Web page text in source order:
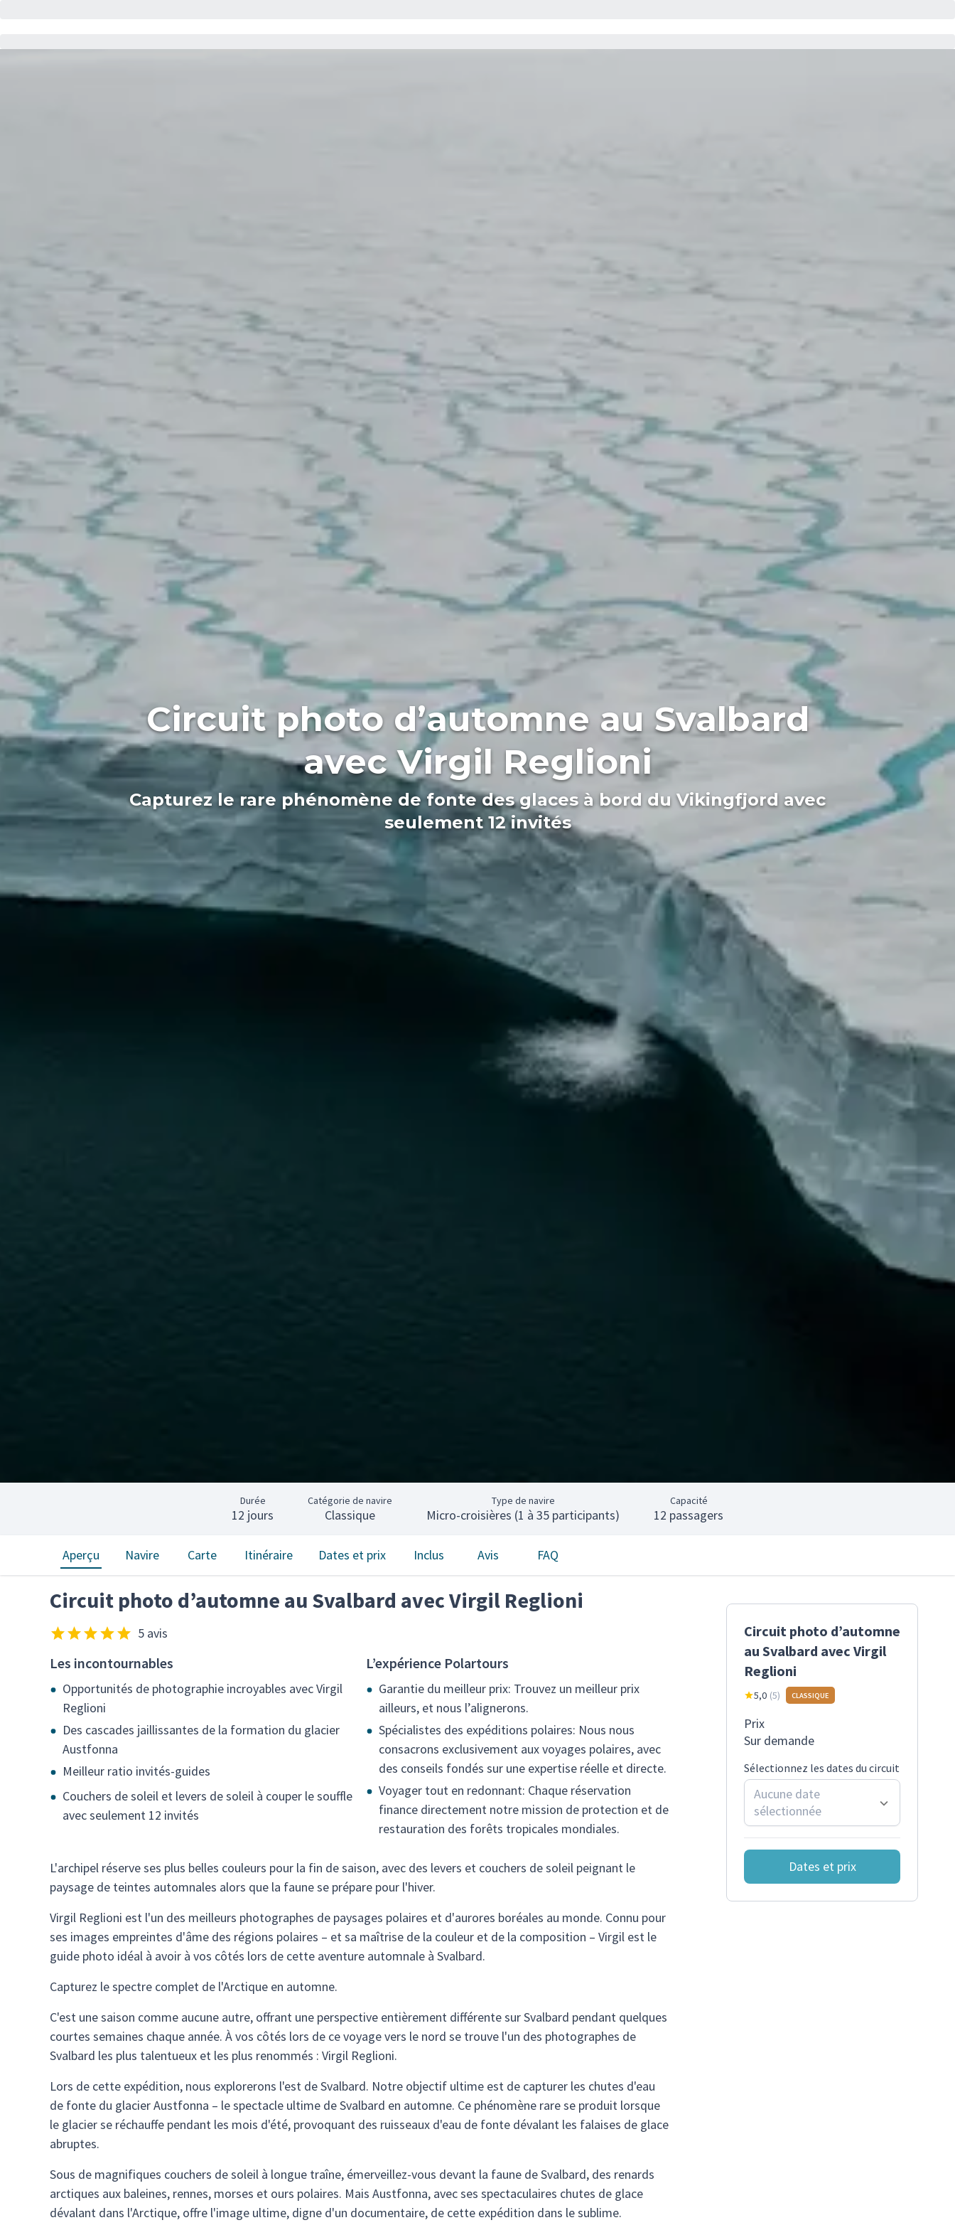
Circuit photo d’automne au Svalbard
avec Virgil Reglioni
Capturez le rare phénomène de fonte des glaces à bord du Vikingfjord avec
seulement 12 invités
Durée
12 jours
Catégorie de navire
Classique
Type de navire
Micro-croisières (1 à 35 participants)
Capacité
12 passagers
Aperçu Navire Carte Itinéraire Dates et prix Inclus Avis FAQ
Circuit photo d’automne au Svalbard avec Virgil Reglioni
5 avis
Les incontournables
Opportunités de photographie incroyables avec Virgil
Reglioni
Des cascades jaillissantes de la formation du glacier
Austfonna
Meilleur ratio invités-guides
Couchers de soleil et levers de soleil à couper le souffle
avec seulement 12 invités
L’expérience Polartours
Garantie du meilleur prix: Trouvez un meilleur prix
ailleurs, et nous l’alignerons.
Spécialistes des expéditions polaires: Nous nous
consacrons exclusivement aux voyages polaires, avec
des conseils fondés sur une expertise réelle et directe.
Voyager tout en redonnant: Chaque réservation
finance directement notre mission de protection et de
restauration des forêts tropicales mondiales.
L'archipel réserve ses plus belles couleurs pour la fin de saison, avec des levers et couchers de soleil peignant le
paysage de teintes automnales alors que la faune se prépare pour l'hiver.
Virgil Reglioni est l'un des meilleurs photographes de paysages polaires et d'aurores boréales au monde. Connu pour
ses images empreintes d'âme des régions polaires – et sa maîtrise de la couleur et de la composition – Virgil est le
guide photo idéal à avoir à vos côtés lors de cette aventure automnale à Svalbard.
Capturez le spectre complet de l'Arctique en automne.
C'est une saison comme aucune autre, offrant une perspective entièrement différente sur Svalbard pendant quelques
courtes semaines chaque année. À vos côtés lors de ce voyage vers le nord se trouve l'un des photographes de
Svalbard les plus talentueux et les plus renommés : Virgil Reglioni.
Lors de cette expédition, nous explorerons l'est de Svalbard. Notre objectif ultime est de capturer les chutes d'eau
de fonte du glacier Austfonna – le spectacle ultime de Svalbard en automne. Ce phénomène rare se produit lorsque
le glacier se réchauffe pendant les mois d'été, provoquant des ruisseaux d'eau de fonte dévalant les falaises de glace
abruptes.
Sous de magnifiques couchers de soleil à longue traîne, émerveillez-vous devant la faune de Svalbard, des renards
arctiques aux baleines, rennes, morses et ours polaires. Mais Austfonna, avec ses spectaculaires chutes de glace
dévalant dans l'Arctique, offre l'image ultime, digne d'un documentaire, de cette expédition dans le sublime.
Circuit photo d’automne
au Svalbard avec Virgil
Reglioni
5,0 (5) CLASSIQUE
Prix
Sur demande
Sélectionnez les dates du circuit
Aucune date
sélectionnée
Dates et prix